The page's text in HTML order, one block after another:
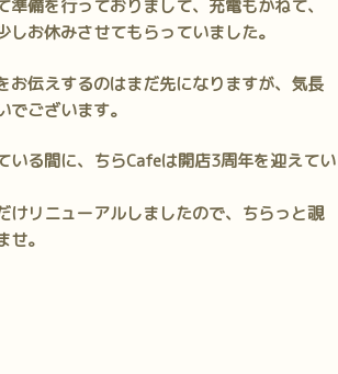
準備を行っておりまして、充電もかねて、
しお休みさせてもらっていました。
お伝えするのはまだ先になりますが、気長
ございます。
いる間に、ちらCafeは開店3周年を迎えてい
けリニューアルしましたので、ちらっと覗
。